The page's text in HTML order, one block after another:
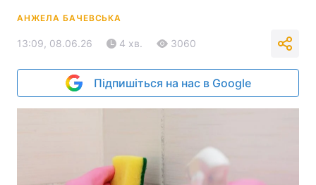
АНЖЕЛА БАЧЕВСЬКА
13:09, 08.06.26 4 хв. 3060
Підпишіться на нас в Google